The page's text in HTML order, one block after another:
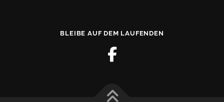
BLEIBE AUF DEM LAUFENDEN